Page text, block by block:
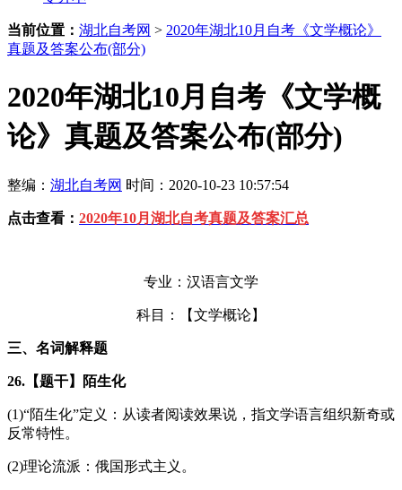
当前位置： 湖北自考网 > 2020年湖北10月自考《文学概论》
真题及答案公布(部分)
2020年湖北10月自考《文学概
论》真题及答案公布(部分)
整编： 湖北自考网 时间：2020-10-23 10:57:54
点击查看： 2020年10月湖北自考真题及答案汇总
专业：汉语言文学
科目：【文学概论】
三、名词解释题
26.【题干】陌生化
(1)“陌生化”定义：从读者阅读效果说，指文学语言组织新奇或
反常特性。
(2)理论流派：俄国形式主义。